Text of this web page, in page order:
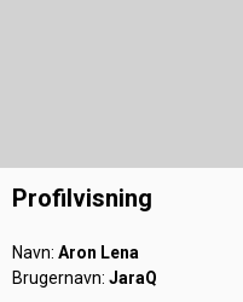
Profilvisning
Navn: Aron Lena
Brugernavn: JaraQ